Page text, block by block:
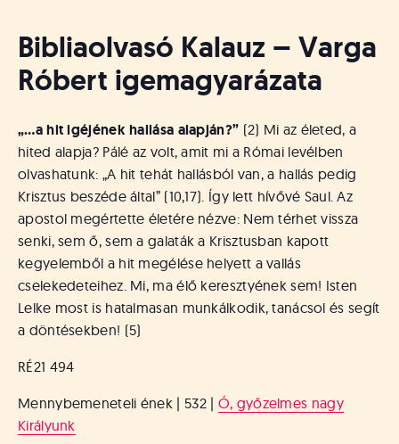
Bibliaolvasó Kalauz – Varga
Róbert igemagyarázata
„…a hit igéjének hallása alapján?” (2) Mi az életed, a
hited alapja? Pálé az volt, amit mi a Római levélben
olvashatunk: „A hit tehát hallásból van, a hallás pedig
Krisztus beszéde által” (10,17). Így lett hívővé Saul. Az
apostol megértette életére nézve: Nem térhet vissza
senki, sem ő, sem a galaták a Krisztusban kapott
kegyelemből a hit megélése helyett a vallás
cselekedeteihez. Mi, ma élő keresztyének sem! Isten
Lelke most is hatalmasan munkálkodik, tanácsol és segít
a döntésekben! (5)
RÉ21 494
Mennybemeneteli ének | 532 | Ó, győzelmes nagy
Királyunk